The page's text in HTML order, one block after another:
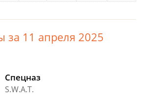
за 11 апреля 2025
Спецназ
S.W.A.T.